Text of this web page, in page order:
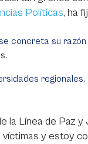
Políticas, ha
concreta su razón
regionales,
la Línea de Paz
y estoy